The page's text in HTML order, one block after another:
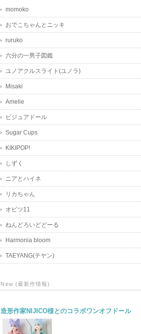
momoko
おでこちゃんとニッキ
ruruko
六分の一男子図鑑
ユノアクルスライト(ユノラ)
Misaki
Amelie
ビジュアドール
Sugar Cups
KIKIPOP!
しずく
ニアとハイネ
リカちゃん
オビツ11
ねんどろいどどーる
Harmonia bloom
TAEYANG(テヤン)
New (最新作情報)
造形作家NIJICO様とのコラボワンオフドール